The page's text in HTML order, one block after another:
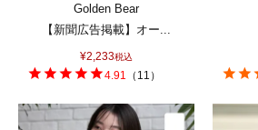
Golden Bear
【新聞広告掲載】オー...
¥2,233税込
4.91 （ 11 ）